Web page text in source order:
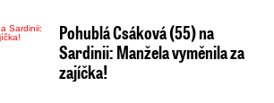
Pohublá Csáková (55) na
Sardinii: Manžela vyměnila za
zajíčka!